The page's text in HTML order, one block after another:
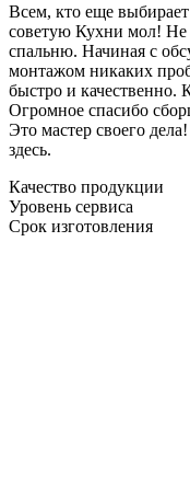
Всем, кто еще
советую Кухни мол! Не
спальню. Начиная с
монтажом никаких
быстро и качественно.
Огромное спасибо
Это мастер своего
здесь.
Качество продукции
Уровень сервиса
Срок изготовления